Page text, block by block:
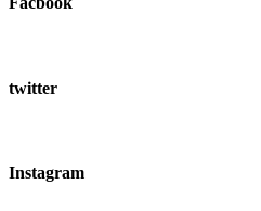
twitter
Instagram